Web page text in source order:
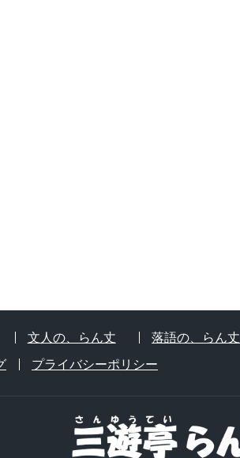
文人の、らん丈 落語の、らん丈
プライバシーポリシー